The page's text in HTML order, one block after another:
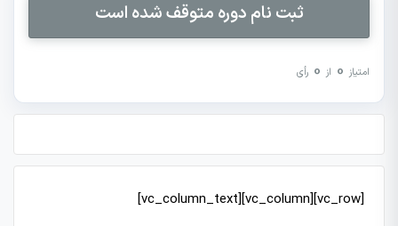
ثبت نام دوره متوقف شده است
امتیاز 0 از 0 رأی
[vc_row][vc_column][vc_column_text]